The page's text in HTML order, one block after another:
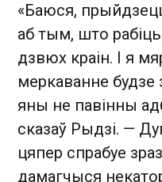
«Баюся,
аб тым, што
дзвюх краін. І я
меркаванне
яны не павінны
сказаў Рыдзі. —
цяпер спрабуе
дамагчыся